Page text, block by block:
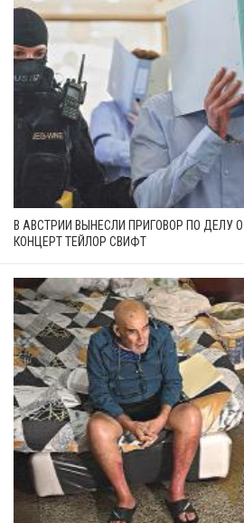
В АВСТРИИ ВЫНЕСЛИ ПРИГОВОР ПО ДЕЛУ
КОНЦЕРТ ТЕЙЛОР СВИФТ